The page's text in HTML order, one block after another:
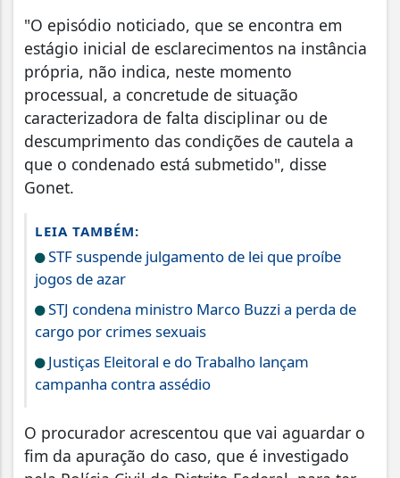
"O episódio noticiado, que se encontra em
estágio inicial de esclarecimentos na instância
própria, não indica, neste momento
processual, a concretude de situação
caracterizadora de falta disciplinar ou de
descumprimento das condições de cautela a
que o condenado está submetido", disse
Gonet.
LEIA TAMBÉM:
STF suspende julgamento de lei que proíbe
jogos de azar
STJ condena ministro Marco Buzzi a perda de
cargo por crimes sexuais
Justiças Eleitoral e do Trabalho lançam
campanha contra assédio
O procurador acrescentou que vai aguardar o
fim da apuração do caso, que é investigado